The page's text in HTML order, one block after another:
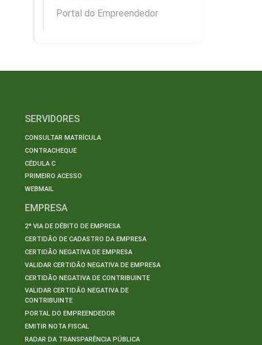
Portal do Empreendedor
SERVIDORES
CONSULTAR MATRÍCULA
CONTRACHEQUE
CÉDULA C
PRIMEIRO ACESSO
WEBMAIL
EMPRESA
2ª VIA DE DÉBITO DE EMPRESA
CERTIDÃO DE CADASTRO DA EMPRESA
CERTIDÃO NEGATIVA DE EMPRESA
VALIDAR CERTIDÃO NEGATIVA DE EMPRESA
CERTIDÃO NEGATIVA DE CONTRIBUINTE
VALIDAR CERTIDÃO NEGATIVA DE
CONTRIBUINTE
PORTAL DO EMPREENDEDOR
EMITIR NOTA FISCAL
RADAR DA TRANSPARÊNCIA PÚBLICA